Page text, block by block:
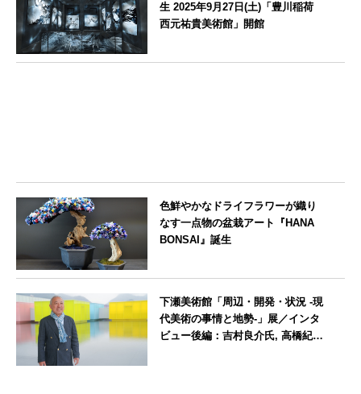
生 2025年9月27日(土)「豊川稲荷
西元祐貴美術館」開館
色鮮やかなドライフラワーが織り
なす一点物の盆栽アート『HANA
BONSAI』誕生
下瀬美術館「周辺・開発・状況 -現
代美術の事情と地勢-」展／インタ
ビュー後編：吉村良介氏, 高橋紀成